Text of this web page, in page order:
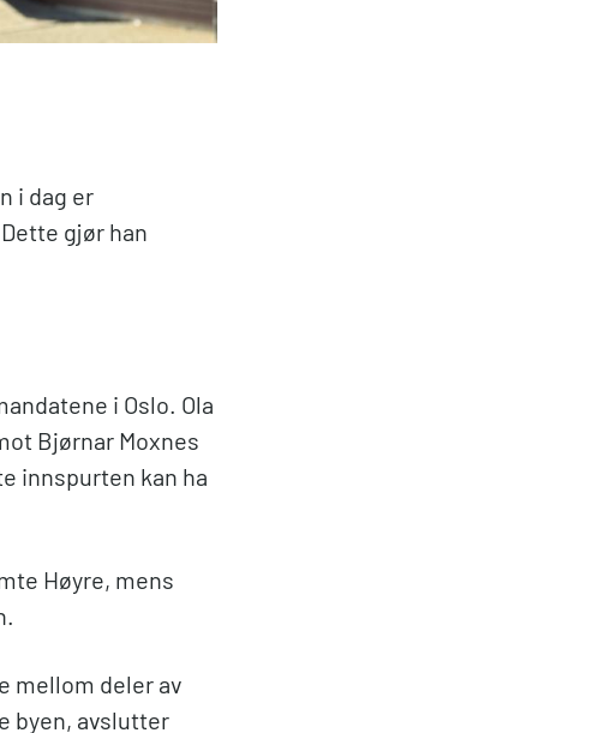
i dag er
gjør han
i Oslo. Ola
Bjørnar Moxnes
innspurten kan ha
Høyre, mens
mellom deler av
byen, avslutter